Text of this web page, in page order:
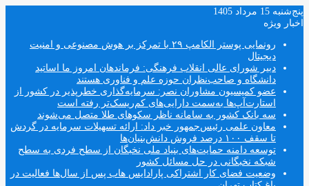
پنج‌شنبه 15 مرداد 1405
اخبار ویژه
رونمایی پوستر الکامپ ۲۹ با تمرکز بر هوش مصنوعی و امنیت
دیجیتال
دبیر شورای عالی انقلاب فرهنگی: فرماندهان امروز ما اساتید
دانشگاه و صاحب‌نظران حوزه علم و فناوری هستند
عضو کمیسیون مشاوران نصر: سرمایه‌گذاری خطرپذیر در کشور از
استارت‌آپ‌ها به‌سمت دارایی‌های کم‌ریسک‌تر رفته است
سه بانک کشور به سامانه ناظر سکوهای طلا متصل می‌شوند
معاون علمی رئیس‌جمهور خبر داد: ارائه تسهیلات سرمایه در گردش
تا سقف ۱۰۰ درصد فروش دانش‌بنیان‌ها
توسعه دامنه حمایت‌های بنیاد ملی نخبگان از سطح فردی به سطح
شبکه نخبگانی در حل مسائل کشور
وضعیت فضای کار اشتراکی پارادایس هاب پس از سال‌ها فعالیت در